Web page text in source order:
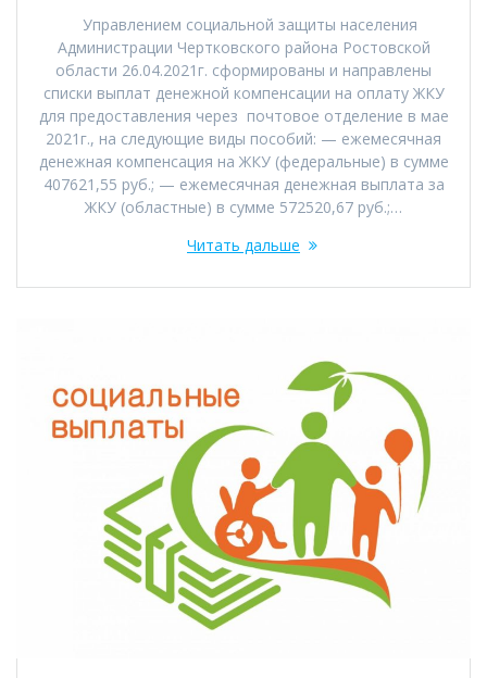
Управлением социальной защиты населения
Администрации Чертковского района Ростовской
области 26.04.2021г. сформированы и направлены
списки выплат денежной компенсации на оплату ЖКУ
для предоставления через почтовое отделение в мае
2021г., на следующие виды пособий: — ежемесячная
денежная компенсация на ЖКУ (федеральные) в сумме
407621,55 руб.; — ежемесячная денежная выплата за
ЖКУ (областные) в сумме 572520,67 руб.;…
Читать дальше